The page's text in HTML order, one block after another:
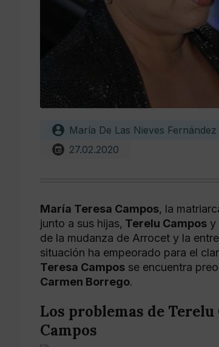
María De Las Nieves
27.02.2020
María Teresa Campos, la
junto a sus hijas, Terelu Campos y
de la mudanza de Arrocet y la
situación ha empeorado para el
Teresa Campos se encuentra
Carmen Borrego.
Los problemas de
Campos